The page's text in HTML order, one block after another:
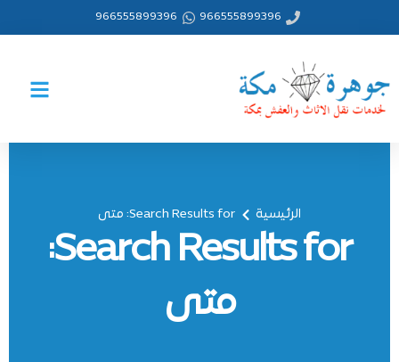
966555899396
966555899396
الرئيسية Search Results for: متى
Search Results for:
متى